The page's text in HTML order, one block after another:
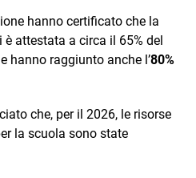
hanno certificato che la
attestata a circa il 65% del
hanno raggiunto anche l’80%
che, per il 2026, le risorse
la scuola sono state